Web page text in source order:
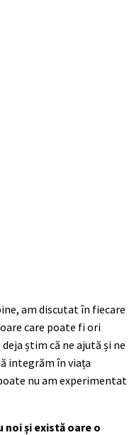
am discutat în fiecare
care poate fi ori
știm că ne ajută și ne
integrăm în viața
nu am experimentat
noi și există oare o